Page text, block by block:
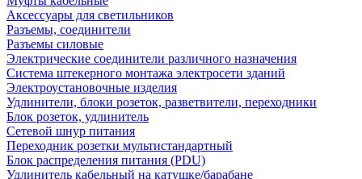
Аксессуары для светильников
Разъемы, соединители
Разъемы силовые
Электрические соединители различного назначения
Система штекерного монтажа электросети зданий
Электроустановочные изделия
Удлинители, блоки розеток, разветвители, переходники
Блок розеток, удлинитель
Сетевой шнур питания
Переходник розетки мультистандартный
Блок распределения питания (PDU)
Удлинитель кабельный на катушке/барабане